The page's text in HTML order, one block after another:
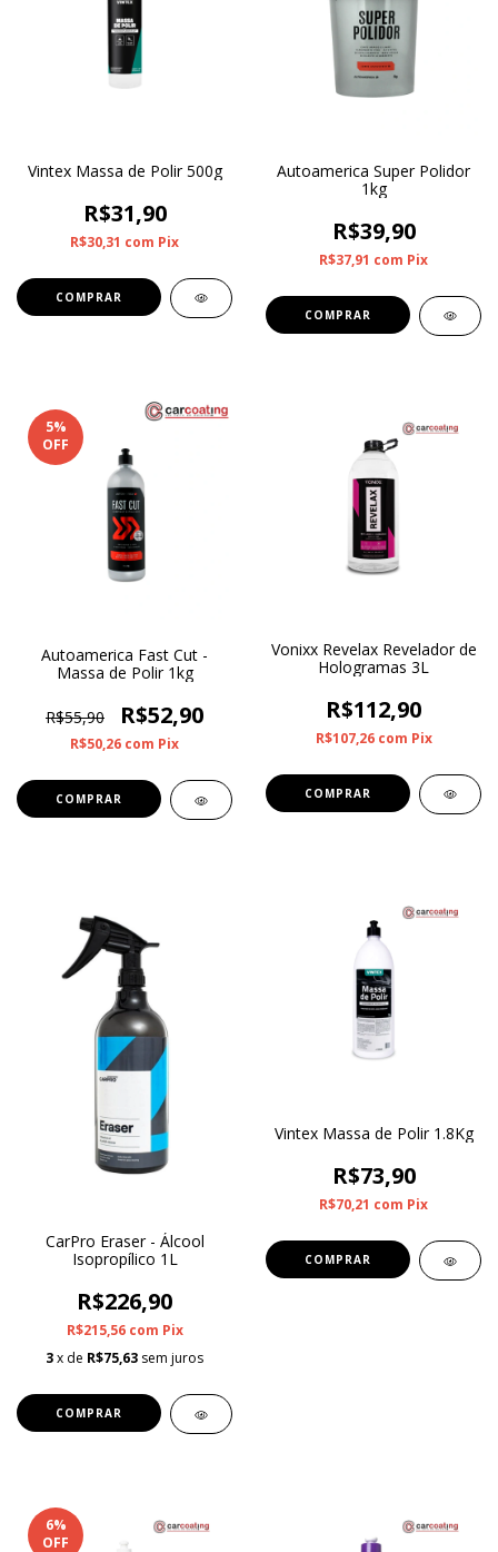
Vintex Massa de Polir 500g
R$31,90
R$30,31 com Pix
Autoamerica Super Polidor
1kg
R$39,90
R$37,91 com Pix
5%
OFF
Autoamerica Fast Cut -
Massa de Polir 1kg
R$55,90 R$52,90
R$50,26 com Pix
Vonixx Revelax Revelador de
Hologramas 3L
R$112,90
R$107,26 com Pix
CarPro Eraser - Álcool
Isopropílico 1L
R$226,90
R$215,56 com Pix
3x de R$75,63 sem juros
Vintex Massa de Polir 1.8Kg
R$73,90
R$70,21 com Pix
6%
OFF